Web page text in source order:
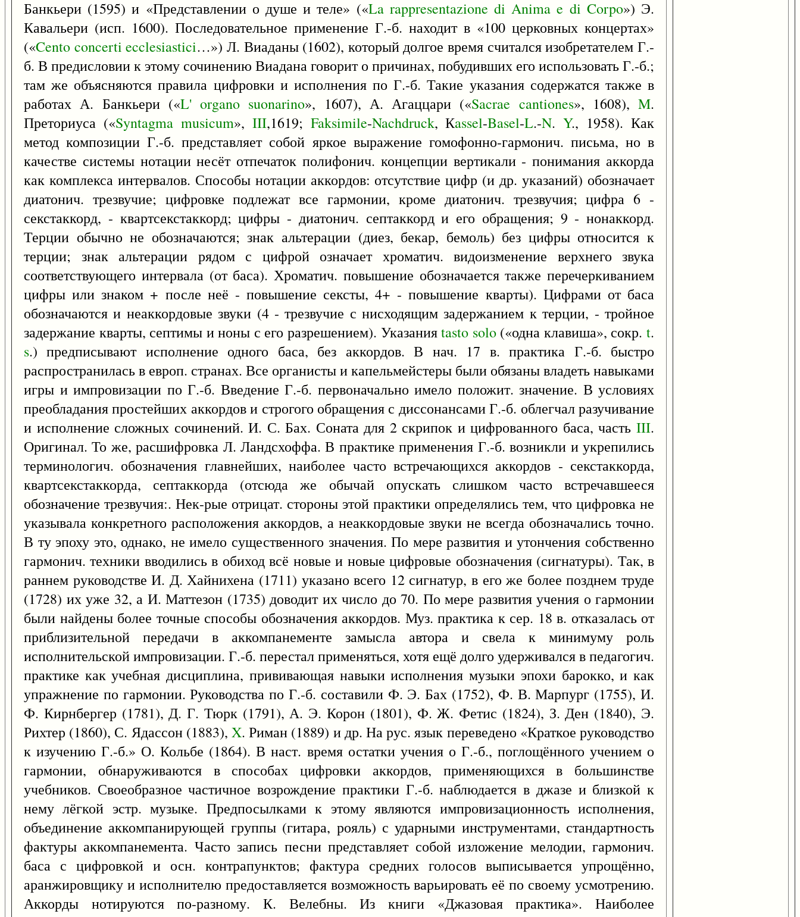
Банкьери (1595) и «Представлении о душе и теле» («La rappresentazione di Anima e di Corpo») Э.
Кавальери (исп. 1600). Последовательное применение Г.-б. находит в «100 церковных концертах»
(«Cento concerti ecclesiastici…») Л. Виаданы (1602), который долгое время считался изобретателем Г.-
б. В предисловии к этому сочинению Виадана говорит о причинах, побудивших его использовать Г.-б.;
там же объясняются правила цифровки и исполнения по Г.-б. Такие указания содержатся также в
работах А. Банкьери («L' organo suonarino», 1607), А. Агаццари («Sacrae cantiones», 1608), M.
Преториуса («Syntagma musicum», III,1619; Faksimile-Nachdruck, Кassel-Basel-L.-N.Y., 1958). Как
метод композиции Г.-б. представляет собой яркое выражение гомофонно-гармонич. письма, но в
качестве системы нотации несёт отпечаток полифонич. концепции вертикали - понимания аккорда
как комплекса интервалов. Способы нотации аккордов: отсутствие цифр (и др. указаний) обозначает
диатонич. трезвучие; цифровке подлежат все гармонии, кроме диатонич. трезвучия; цифра 6 -
секстаккорд, - квартсекстаккорд; цифры - диатонич. септаккорд и его обращения; 9 - нонаккорд.
Терции обычно не обозначаются; знак альтерации (диез, бекар, бемоль) без цифры относится к
терции; знак альтерации рядом с цифрой означает хроматич. видоизменение верхнего звука
соответствующего интервала (от баса). Хроматич. повышение обозначается также перечеркиванием
цифры или знаком + после неё - повышение сексты, 4+ - повышение кварты). Цифрами от баса
обозначаются и неаккордовые звуки (4 - трезвучие с нисходящим задержанием к терции, - тройное
задержание кварты, септимы и ноны с его разрешением). Указанияtasto solo(«одна клавиша», сокр.t.
s.) предписывают исполнение одного баса, без аккордов. В нач. 17 в. практика Г.-б. быстро
распространилась в европ. странах. Все органисты и капельмейстеры были обязаны владеть навыками
игры и импровизации по Г.-б. Введение Г.-б. первоначально имело положит. значение. В условиях
преобладания простейших аккордов и строгого обращения с диссонансами Г.-б. облегчал разучивание
и исполнение сложных сочинений. И. С. Бах. Соната для 2 скрипок и цифрованного баса, часть III.
Оригинал. То же, расшифровка Л. Ландсхоффа. В практике применения Г.-б. возникли и укрепились
терминологич. обозначения главнейших, наиболее часто встречающихся аккордов - секстаккорда,
квартсекстаккорда, септаккорда (отсюда же обычай опускать слишком часто встречавшееся
обозначение трезвучия:. Нек-рые отрицат. стороны этой практики определялись тем, что цифровка не
указывала конкретного расположения аккордов, а неаккордовые звуки не всегда обозначались точно.
В ту эпоху это, однако, не имело существенного значения. По мере развития и утончения собственно
гармонич. техники вводились в обиход всё новые и новые цифровые обозначения (сигнатуры). Так, в
раннем руководстве И. Д. Хайнихена (1711) указано всего 12 сигнатур, в его же более позднем труде
(1728) их уже 32, а И. Маттезон (1735) доводит их число до 70. По мере развития учения о гармонии
были найдены более точные способы обозначения аккордов. Муз. практика к сер. 18 в. отказалась от
приблизительной передачи в аккомпанементе замысла автора и свела к минимуму роль
исполнительской импровизации. Г.-б. перестал применяться, хотя ещё долго удерживался в педагогич.
практике как учебная дисциплина, прививающая навыки исполнения музыки эпохи барокко, и как
упражнение по гармонии. Руководства по Г.-б. составили Ф. Э. Бах (1752), Ф. В. Марпург (1755), И.
Ф. Кирнбергер (1781), Д. Г. Тюрк (1791), А. Э. Корон (1801), Ф. Ж. Фетис (1824), З. Ден (1840), Э.
Рихтер (1860), С. Ядассон (1883), X. Риман (1889) и др. На рус. язык переведено «Краткое руководство
к изучению Г.-б.» О. Кольбе (1864). В наст. время остатки учения о Г.-б., поглощённого учением о
гармонии, обнаруживаются в способах цифровки аккордов, применяющихся в большинстве
учебников. Своеобразное частичное возрождение практики Г.-б. наблюдается в джазе и близкой к
нему лёгкой эстр. музыке. Предпосылками к этому являются импровизационность исполнения,
объединение аккомпанирующей группы (гитара, рояль) с ударными инструментами, стандартность
фактуры аккомпанемента. Часто запись песни представляет собой изложение мелодии, гармонич.
баса с цифровкой и осн. контрапунктов; фактура средних голосов выписывается упрощённо,
аранжировщику и исполнителю предоставляется возможность варьировать её по своему усмотрению.
Аккорды нотируются по-разному. К. Велебны. Из книги «Джазовая практика». Наиболее